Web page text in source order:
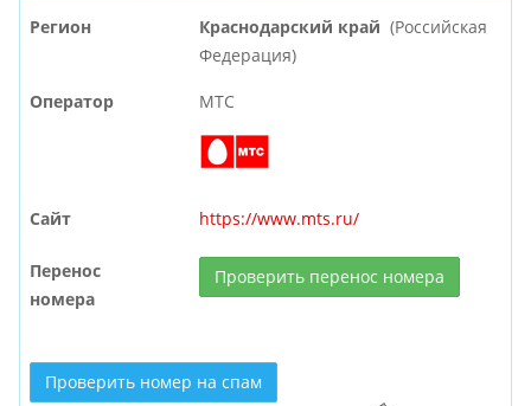
Регион Краснодарский край (Российская
Федерация)
Оператор МТС
Сайт https://www.mts.ru/
Перенос
номера
Проверить перенос номера
Проверить номер на спам